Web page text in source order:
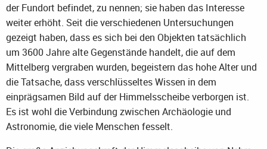
der Fundort befindet, zu nennen; sie haben das Interesse
weiter erhöht. Seit die verschiedenen Untersuchungen
gezeigt haben, dass es sich bei den Objekten tatsächlich
um 3600 Jahre alte Gegenstände handelt, die auf dem
Mittelberg vergraben wurden, begeistern das hohe Alter und
die Tatsache, dass verschlüsseltes Wissen in dem
einprägsamen Bild auf der Himmelsscheibe verborgen ist.
Es ist wohl die Verbindung zwischen Archäologie und
Astronomie, die viele Menschen fesselt.